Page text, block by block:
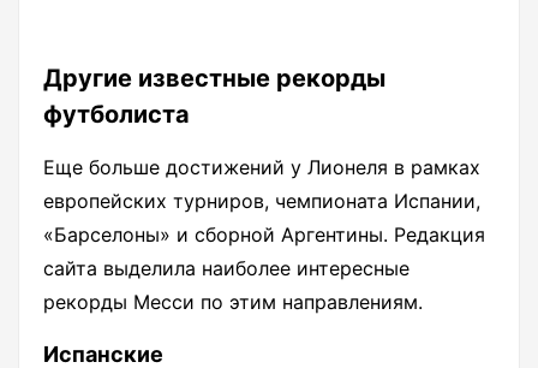
Другие известные рекорды
футболиста
Еще больше достижений у Лионеля в рамках
европейских турниров, чемпионата Испании,
«Барселоны» и сборной Аргентины. Редакция
сайта выделила наиболее интересные
рекорды Месси по этим направлениям.
Испанские